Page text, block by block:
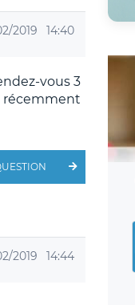
2019 14:40
vous 3
récemment
2019 14:44